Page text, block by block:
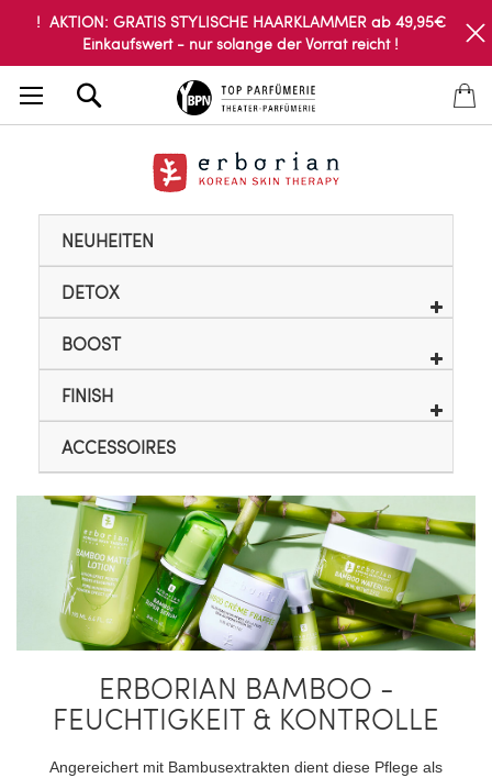
! AKTION: GRATIS STYLISCHE HAARKLAMMER ab 49,95€
Einkaufswert - nur solange der Vorrat reicht !
NEUHEITEN
DETOX
BOOST
FINISH
ACCESSOIRES
ERBORIAN BAMBOO -
FEUCHTIGKEIT & KONTROLLE
Angereichert mit Bambusextrakten dient diese Pflege als